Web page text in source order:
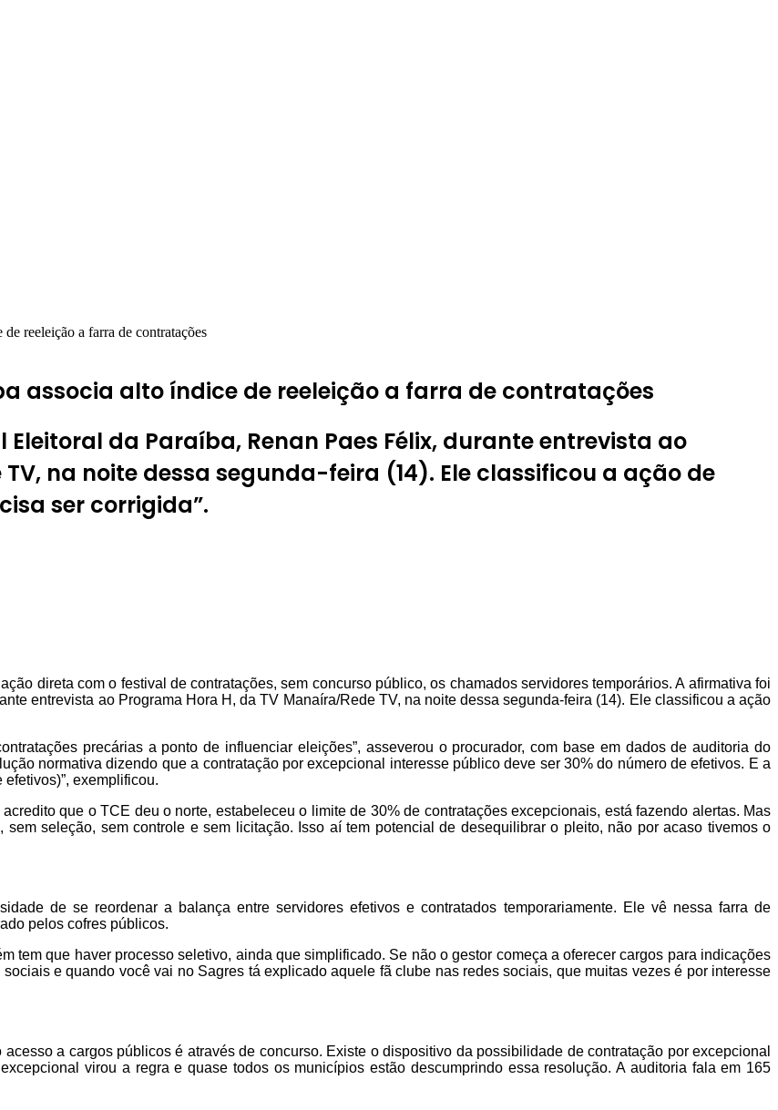
reeleição a farra de contratações
associa alto índice de reeleição a farra de contratações
da Paraíba, Renan Paes Félix, durante entrevista ao
na noite dessa segunda-feira (14). Ele classificou a ação de
ser corrigida”.
direta com o festival de contratações, sem concurso público, os chamados servidores temporários. A afirmativa foi
entrevista ao Programa Hora H, da TV Manaíra/Rede TV, na noite dessa segunda-feira (14). Ele classificou a ação
precárias a ponto de influenciar eleições”, asseverou o procurador, com base em dados de auditoria do
normativa dizendo que a contratação por excepcional interesse público deve ser 30% do número de efetivos. E a
exemplificou.
que o TCE deu o norte, estabeleceu o limite de 30% de contratações excepcionais, está fazendo alertas. Mas
sem seleção, sem controle e sem licitação. Isso aí tem potencial de desequilibrar o pleito, não por acaso tivemos o
de se reordenar a balança entre servidores efetivos e contratados temporariamente. Ele vê nessa farra de
pelos cofres públicos.
tem que haver processo seletivo, ainda que simplificado. Se não o gestor começa a oferecer cargos para indicações
e quando você vai no Sagres tá explicado aquele fã clube nas redes sociais, que muitas vezes é por interesse
a cargos públicos é através de concurso. Existe o dispositivo da possibilidade de contratação por excepcional
virou a regra e quase todos os municípios estão descumprindo essa resolução. A auditoria fala em 165